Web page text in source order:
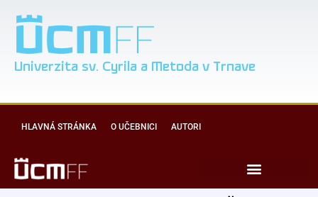
Univerzita sv. Cyrila a Metoda v Trnave
HLAVNÁ STRÁNKA O UČEBNICI AUTORI